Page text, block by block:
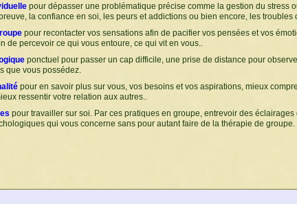
pour dépasser une problématique précise comme la gestion du stress
la confiance en soi, les peurs et addictions ou bien encore, les troubles
pour recontacter vos sensations afin de pacifier vos pensées et vos
de percevoir ce qui vous entoure, ce qui vit en vous..
ponctuel pour passer un cap difficile, une prise de distance pour
que vous possédez.
pour en savoir plus sur vous, vos besoins et vos aspirations, mieux
ressentir votre relation aux autres..
pour travailler sur soi. Par ces pratiques en groupe, entrevoir des éclairages
qui vous concerne sans pour autant faire de la thérapie de groupe.